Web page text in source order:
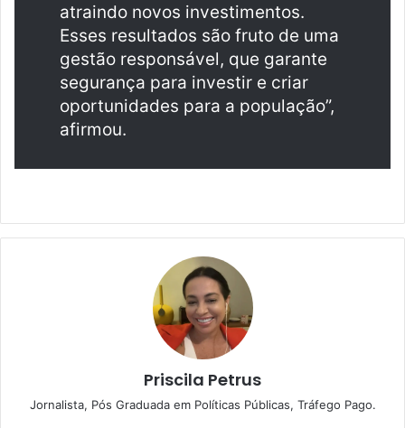
atraindo novos investimentos.
Esses resultados são fruto de uma
gestão responsável, que garante
segurança para investir e criar
oportunidades para a população”,
afirmou.
Priscila Petrus
Jornalista, Pós Graduada em Políticas Públicas, Tráfego Pago.